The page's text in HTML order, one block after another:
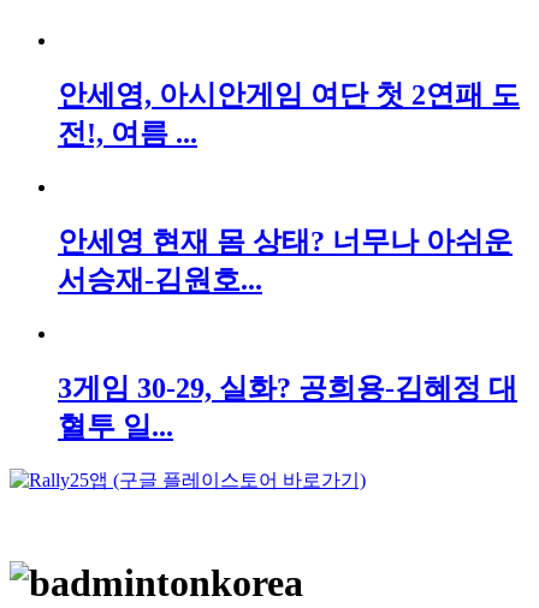
안세영, 아시안게임 여단 첫 2연패 도
전!, 여름 ...
안세영 현재 몸 상태? 너무나 아쉬운
서승재-김원호...
3게임 30-29, 실화? 공희용-김혜정 대
혈투 일...